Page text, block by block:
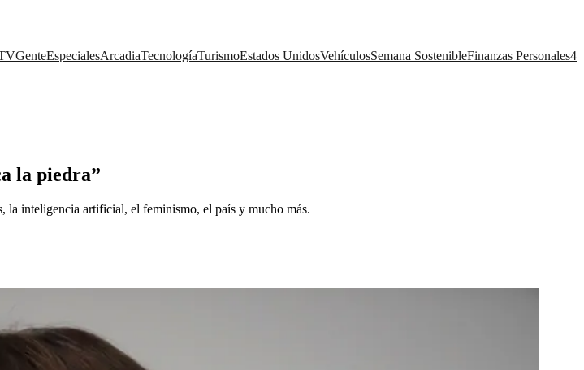
GenteEspecialesArcadiaTecnologíaTurismoEstados UnidosVehículosSemana SostenibleFinanzas Personales4
la piedra”
la inteligencia artificial, el feminismo, el país y mucho más.